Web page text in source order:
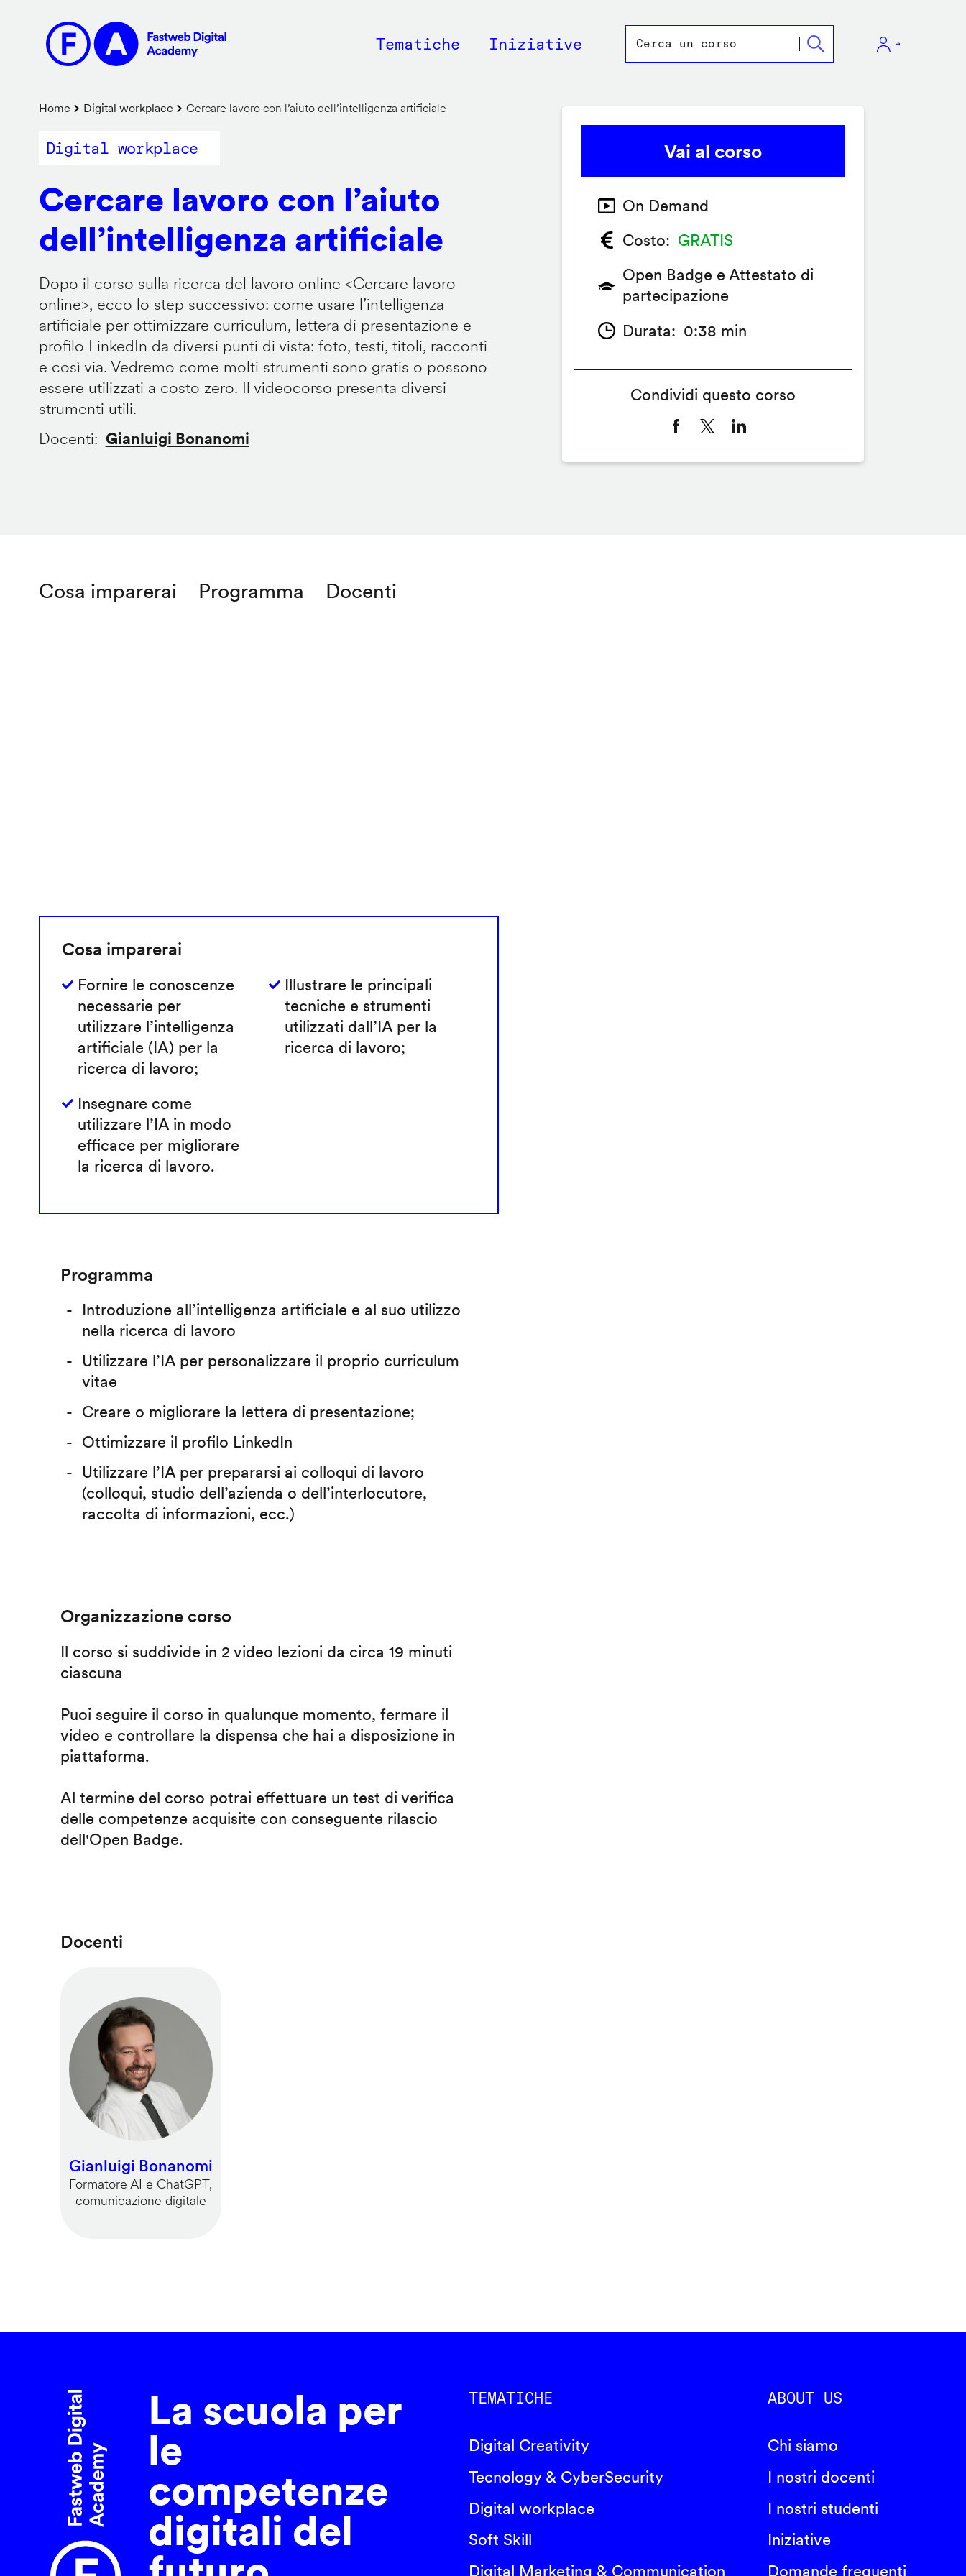
contenuto
principale
Main
Tematiche Iniziative
Briciole
di
Home Digital workplace Cercare lavoro con l’aiuto dell’intelligenza artificiale
Digital workplace
Cercare lavoro con l’aiuto
dell’intelligenza artificiale
Dopo il corso sulla ricerca del lavoro online <Cercare lavoro
online>, ecco lo step successivo: come usare l’intelligenza
artificiale per ottimizzare curriculum, lettera di presentazione e
profilo LinkedIn da diversi punti di vista: foto, testi, titoli, racconti
e così via. Vedremo come molti strumenti sono gratis o possono
essere utilizzati a costo zero. Il videocorso presenta diversi
strumenti utili.
Docenti
Gianluigi Bonanomi
Cosa imparerai Programma Docenti
Cosa imparerai
Fornire le conoscenze
necessarie per
utilizzare l’intelligenza
artificiale (IA) per la
ricerca di lavoro;
Illustrare le principali
tecniche e strumenti
utilizzati dall’IA per la
ricerca di lavoro;
Insegnare come
utilizzare l’IA in modo
efficace per migliorare
la ricerca di lavoro.
Programma
Introduzione all’intelligenza artificiale e al suo utilizzo
nella ricerca di lavoro
Utilizzare l’IA per personalizzare il proprio curriculum
vitae
Creare o migliorare la lettera di presentazione;
Ottimizzare il profilo LinkedIn
Utilizzare l’IA per prepararsi ai colloqui di lavoro
(colloqui, studio dell’azienda o dell’interlocutore,
raccolta di informazioni, ecc.)
Organizzazione corso
Il corso si suddivide in 2 video lezioni da circa 19 minuti
ciascuna
Puoi seguire il corso in qualunque momento, fermare il
video e controllare la dispensa che hai a disposizione in
piattaforma.
Al termine del corso potrai effettuare un test di verifica
delle competenze acquisite con conseguente rilascio
dell'Open Badge.
Docenti
Gianluigi Bonanomi
Formatore AI e ChatGPT,
comunicazione digitale
Vai al corso
On Demand
Costo
GRATIS
Open Badge e Attestato di
partecipazione
Durata
0:38 min
Condividi questo corso
La scuola per
le
competenze
digitali del
TEMATICHE
Digital Creativity
Tecnology & CyberSecurity
Digital workplace
Soft Skill
Digital Marketing & Communication
ABOUT US
Chi siamo
I nostri docenti
I nostri studenti
Iniziative
Domande frequenti